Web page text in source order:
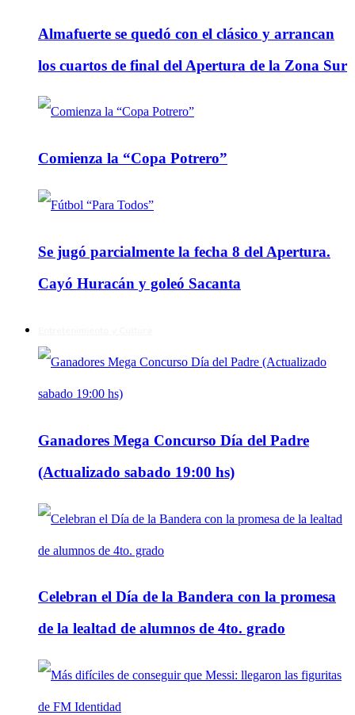
Almafuerte se quedó con el clásico y arrancan
los cuartos de final del Apertura de la Zona Sur
Comienza la “Copa Potrero”
Se jugó parcialmente la fecha 8 del Apertura.
Cayó Huracán y goleó Sacanta
Ganadores Mega Concurso Día del Padre
(Actualizado sabado 19:00 hs)
Celebran el Día de la Bandera con la promesa
de la lealtad de alumnos de 4to. grado